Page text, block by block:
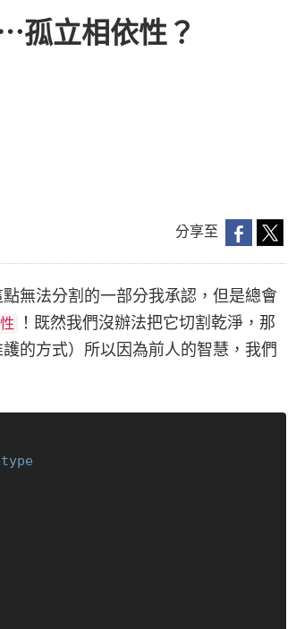
孤立相依性？
分享至
無法分割的一部分我承認，但是總會
！既然我們沒辦法把它切割乾淨，那
的方式）所以因為前人的智慧，我們